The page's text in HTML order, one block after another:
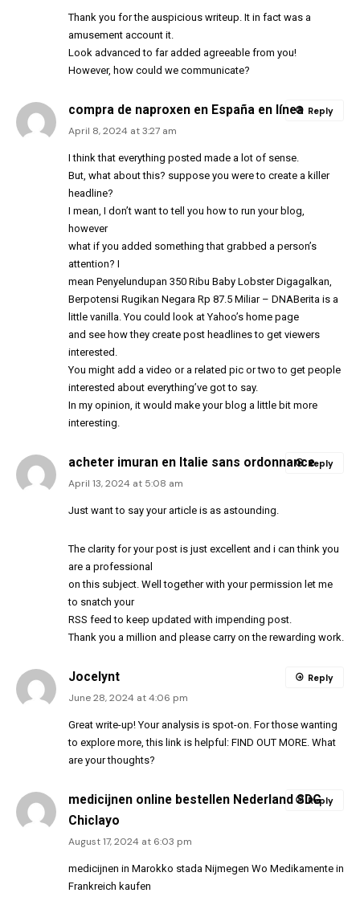
Thank you for the auspicious writeup. It in fact was a
amusement account it.
Look advanced to far added agreeable from you!
However, how could we communicate?
compra de naproxen en España en línea
April 8, 2024 at 3:27 am
I think that everything posted made a lot of sense.
But, what about this? suppose you were to create a killer
headline?
I mean, I don’t want to tell you how to run your blog,
however
what if you added something that grabbed a person’s
attention? I
mean Penyelundupan 350 Ribu Baby Lobster Digagalkan,
Berpotensi Rugikan Negara Rp 87.5 Miliar – DNABerita is a
little vanilla. You could look at Yahoo’s home page
and see how they create post headlines to get viewers
interested.
You might add a video or a related pic or two to get people
interested about everything’ve got to say.
In my opinion, it would make your blog a little bit more
interesting.
Reply
acheter imuran en Italie sans ordonnance
April 13, 2024 at 5:08 am
Just want to say your article is as astounding.
The clarity for your post is just excellent and i can think you
are a professional
on this subject. Well together with your permission let me
to snatch your
RSS feed to keep updated with impending post.
Thank you a million and please carry on the rewarding work.
Reply
Jocelynt
June 28, 2024 at 4:06 pm
Great write-up! Your analysis is spot-on. For those wanting
to explore more, this link is helpful: FIND OUT MORE . What
are your thoughts?
Reply
medicijnen online bestellen Nederland SDG
Chiclayo
August 17, 2024 at 6:03 pm
medicijnen in Marokko stada Nijmegen Wo Medikamente in
Frankreich kaufen
Reply